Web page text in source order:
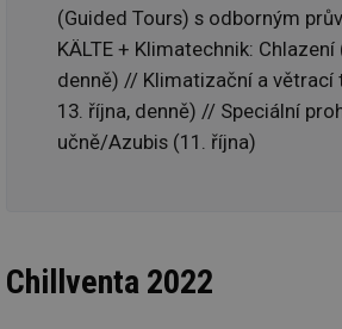
(Guided Tours) s odborným
KÄLTE + Klimatechnik: Chlazení
denně) // Klimatizační a větrací
13. října, denně) // Speciální
učně/Azubis (11. října)
Chillventa 2022